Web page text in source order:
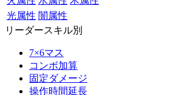
光属性 闇属性
リーダースキル別
7×6マス
コンボ加算
固定ダメージ
操作時間延長